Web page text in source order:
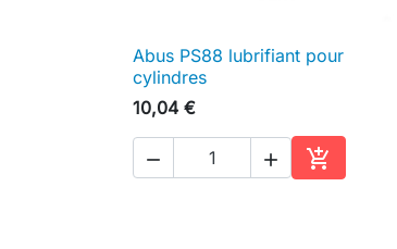
 Aperçu rapide
Abus PS88 lubrifiant pour
cylindres
10,04 €
  
Ajouter